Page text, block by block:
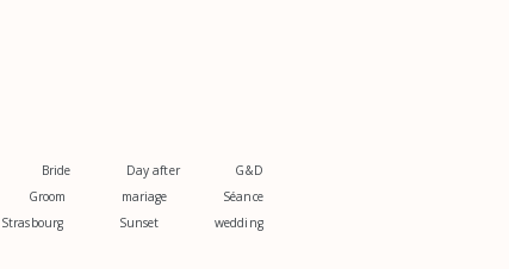
Bride Day after
G&D
Groom mariage
Séance
Strasbourg Sunset wedding